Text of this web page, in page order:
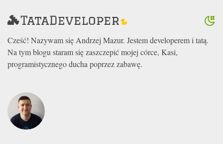
Cześć! Nazywam się Andrzej Mazur. Jestem developerem i tatą.
Na tym blogu staram się zaszczepić mojej córce, Kasi,
programistycznego ducha poprzez zabawę.